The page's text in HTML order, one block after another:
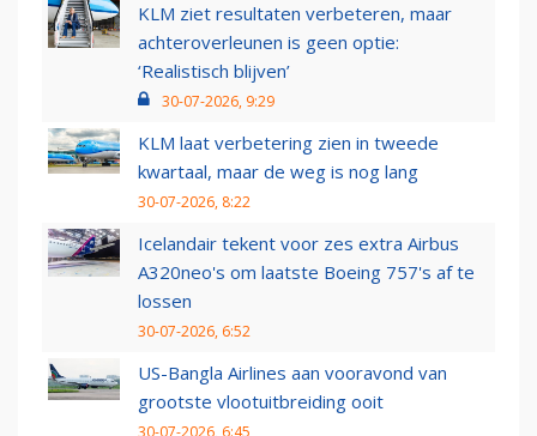
KLM ziet resultaten verbeteren, maar
achteroverleunen is geen optie:
‘Realistisch blijven’
30-07-2026, 9:29
KLM laat verbetering zien in tweede
kwartaal, maar de weg is nog lang
30-07-2026, 8:22
Icelandair tekent voor zes extra Airbus
A320neo's om laatste Boeing 757's af te
lossen
30-07-2026, 6:52
US-Bangla Airlines aan vooravond van
grootste vlootuitbreiding ooit
30-07-2026, 6:45